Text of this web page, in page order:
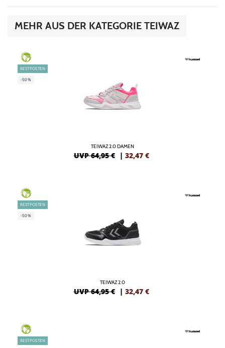
MEHR AUS DER KATEGORIE TEIWAZ
GREEN
RESTPOSTEN
-50%
TEIWAZ 2.0 DAMEN
UVP 64,95 € | 32,47 €
GREEN
RESTPOSTEN
-50%
TEIWAZ 2.0
UVP 64,95 € | 32,47 €
GREEN
RESTPOSTEN